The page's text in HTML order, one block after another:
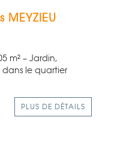
MEYZIEU
m² – Jardin,
le quartier
PLUS DE DÉTAILS